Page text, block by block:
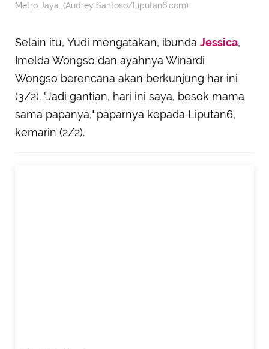
Metro Jaya. (Audrey Santoso/Liputan6.com)
Selain itu, Yudi mengatakan, ibunda Jessica,
Imelda Wongso dan ayahnya Winardi
Wongso berencana akan berkunjung har ini
(3/2). "Jadi gantian, hari ini saya, besok mama
sama papanya," paparnya kepada Liputan6,
kemarin (2/2).